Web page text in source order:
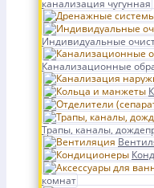
канализация чугунная
Индивидуальные
Канализационные
Трапы, каналы,
комнат